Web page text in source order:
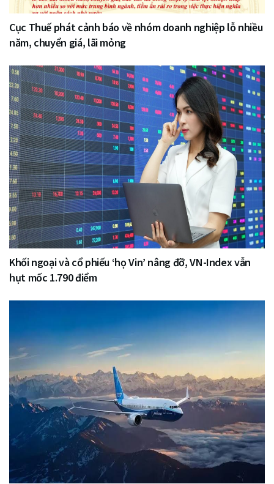
Cục Thuế phát cảnh báo về nhóm doanh nghiệp lỗ nhiều
năm, chuyển giá, lãi mỏng
Khối ngoại và cổ phiếu ‘họ Vin’ nâng đỡ, VN-Index vẫn
hụt mốc 1.790 điểm